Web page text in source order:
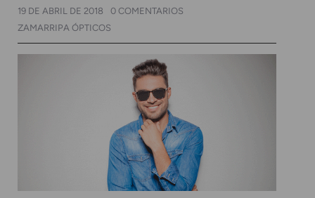
19 DE ABRIL DE 2018
0 COMENTARIOS
ZAMARRIPA ÓPTICOS